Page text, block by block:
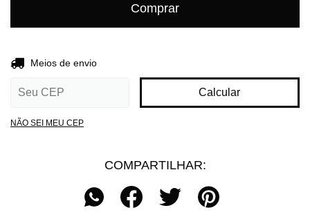
Entregas para o CEP:
Meios de envio
Calcular
NÃO SEI MEU CEP
COMPARTILHAR: